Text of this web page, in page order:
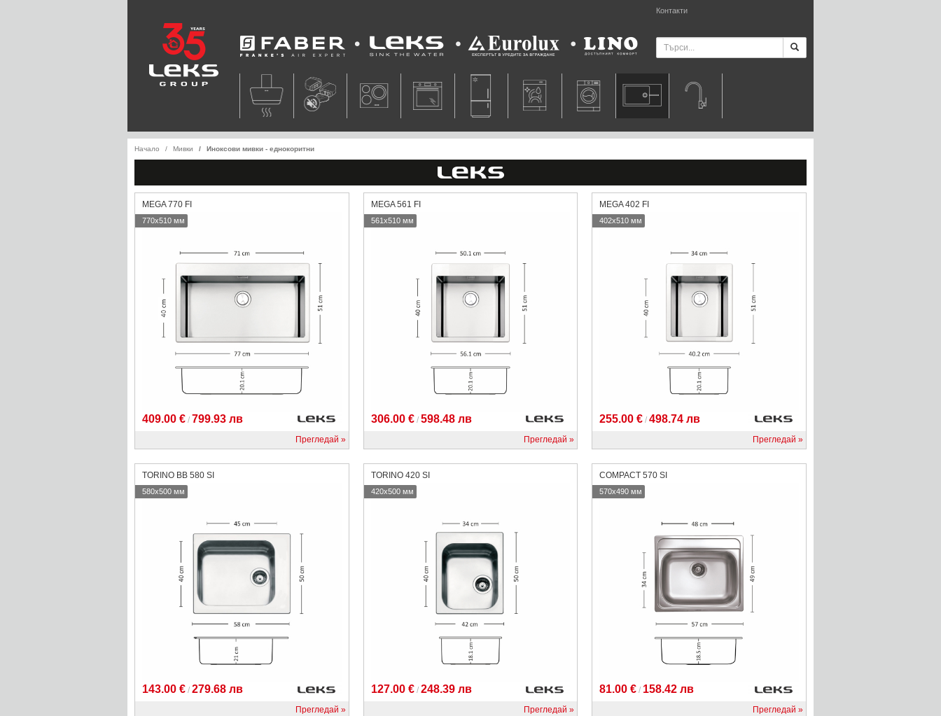
Контакти
Faber Leks Eurolux Lino
Начало Мивки Иноксови мивки - еднокоритни
MEGA 770 FI
409.00 € / 799.93 лв
Прегледай
770x510 мм
MEGA 561 FI
306.00 €/ 598.48 лв
Прегледай
561x510 мм
MEGA 402 FI
255.00 € /498.74 лв
Прегледай
402x510 мм
TORINO BB 580 SI
143.00 € / 279.68 лв
Прегледай
580x500 мм
TORINO 420 SI
127.00 €/ 248.39 лв
Прегледай
420x500 мм
COMPACT 570 SI
81.00 € / 158.42 лв
Прегледай
570x490 мм